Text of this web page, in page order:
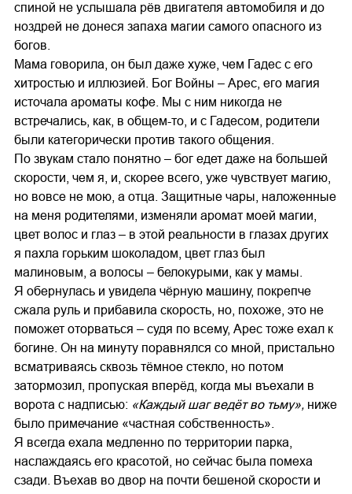
спиной не услышала рёв двигателя автомобиля и до
ноздрей не донеся запаха магии самого опасного из
богов.
Мама говорила, он был даже хуже, чем Гадес с его
хитростью и иллюзией. Бог Войны – Арес, его магия
источала ароматы кофе. Мы с ним никогда не
встречались, как, в общем-то, и с Гадесом, родители
были категорически против такого общения.
По звукам стало понятно – бог едет даже на большей
скорости, чем я, и, скорее всего, уже чувствует магию,
но вовсе не мою, а отца. Защитные чары, наложенные
на меня родителями, изменяли аромат моей магии,
цвет волос и глаз – в этой реальности в глазах других
я пахла горьким шоколадом, цвет глаз был
малиновым, а волосы – белокурыми, как у мамы.
Я обернулась и увидела чёрную машину, покрепче
сжала руль и прибавила скорость, но, похоже, это не
поможет оторваться – судя по всему, Арес тоже ехал к
богине. Он на минуту поравнялся со мной, пристально
всматриваясь сквозь тёмное стекло, но потом
затормозил, пропуская вперёд, когда мы въехали в
ворота с надписью: «Каждый шаг ведёт во тьму», ниже
было примечание «частная собственность».
Я всегда ехала медленно по территории парка,
наслаждаясь его красотой, но сейчас была помеха
сзади. Въехав во двор на почти бешеной скорости и